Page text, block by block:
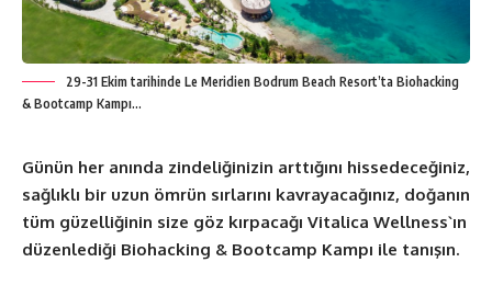
29-31 Ekim tarihinde Le Meridien Bodrum Beach Resort’ta Biohacking
& Bootcamp Kampı…
Günün her anında zindeliğinizin arttığını hissedeceğiniz,
sağlıklı bir uzun ömrün sırlarını kavrayacağınız, doğanın
tüm güzelliğinin size göz kırpacağı Vitalica Wellness`ın
düzenlediği Biohacking & Bootcamp Kampı ile tanışın.